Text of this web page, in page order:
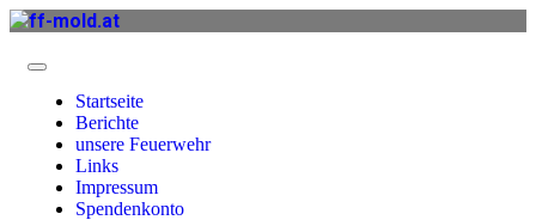
Startseite
Berichte
unsere Feuerwehr
Links
Impressum
Spendenkonto